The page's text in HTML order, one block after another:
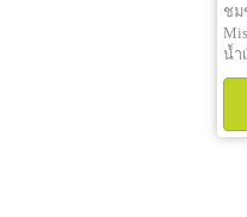
ชม
น้ำ
บริ
เ